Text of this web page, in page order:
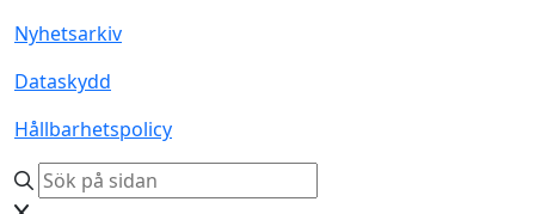
Nyhetsarkiv
Dataskydd
Hållbarhetspolicy